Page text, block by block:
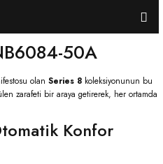
50A
olan Series 8 koleksiyonunun bu
zarafeti bir araya getirerek, her ortamda
Konfor